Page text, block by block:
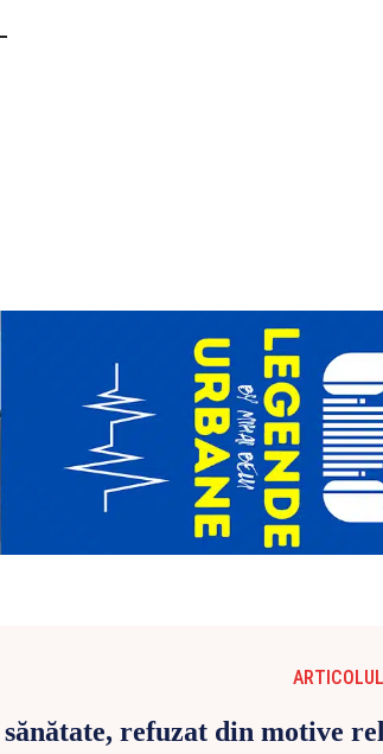
refuzat din motive